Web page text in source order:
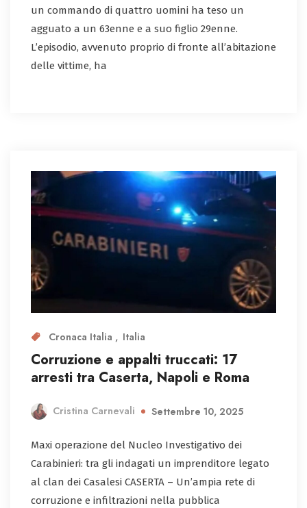
un commando di quattro uomini ha teso un
agguato a un 63enne e a suo figlio 29enne.
L’episodio, avvenuto proprio di fronte all’abitazione
delle vittime, ha
Cronaca Italia Italia
Corruzione e appalti truccati: 17
arresti tra Caserta, Napoli e Roma
Cristina Carnevali Settembre 10, 2025
Maxi operazione del Nucleo Investigativo dei
Carabinieri: tra gli indagati un imprenditore legato
al clan dei Casalesi CASERTA – Un’ampia rete di
corruzione e infiltrazioni nella pubblica